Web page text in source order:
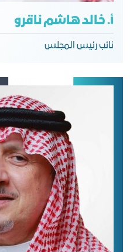
أ. خالد هاشم ناقرو
نائب رئيس المجلس